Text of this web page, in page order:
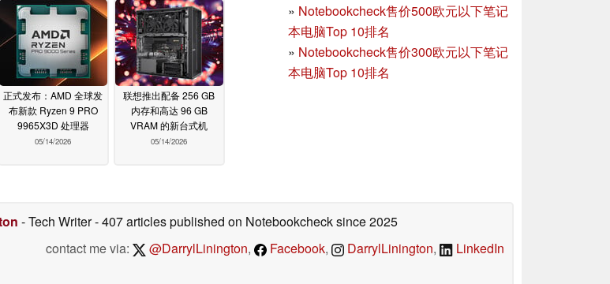
» Notebookcheck售价500欧元以下笔记
本电脑Top 10排名
» Notebookcheck售价300欧元以下笔记
本电脑Top 10排名
正式发布：AMD 全球发
布新款 Ryzen 9 PRO
9965X3D 处理器
05/14/2026
联想推出配备 256 GB
内存和高达 96 GB
VRAM 的新台式机
05/14/2026
- Tech Writer- 407 articles published on Notebookchecksince 2025
contact me via:
@DarrylLinington, Facebook, DarrylLinington, LinkedIn